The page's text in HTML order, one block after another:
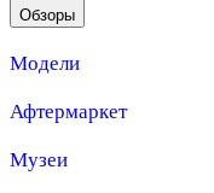
Обзоры
Модели
Афтермаркет
Музеи